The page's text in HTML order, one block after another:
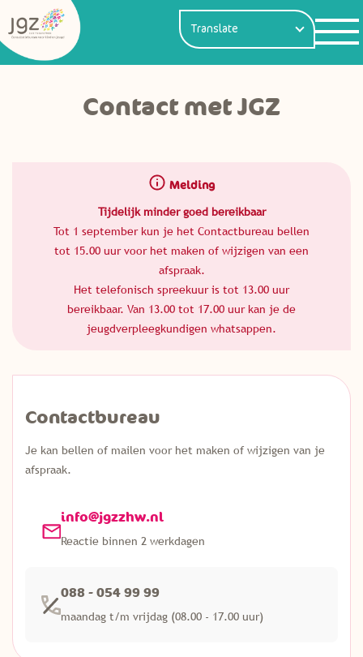
Contact met JGZ
Melding
Tijdelijk minder goed bereikbaar
Tot 1 september kun je het Contactbureau bellen
tot 15.00 uur voor het maken of wijzigen van een
afspraak.
Het telefonisch spreekuur is tot 13.00 uur
bereikbaar. Van 13.00 tot 17.00 uur kan je de
jeugdverpleegkundigen whatsappen.
Contactbureau
Je kan bellen of mailen voor het maken of wijzigen van je
afspraak.
088 - 054 99 99
maandag t/m vrijdag (08.00 - 17.00 uur)
info@jgzzhw.nl
Reactie binnen 2 werkdagen